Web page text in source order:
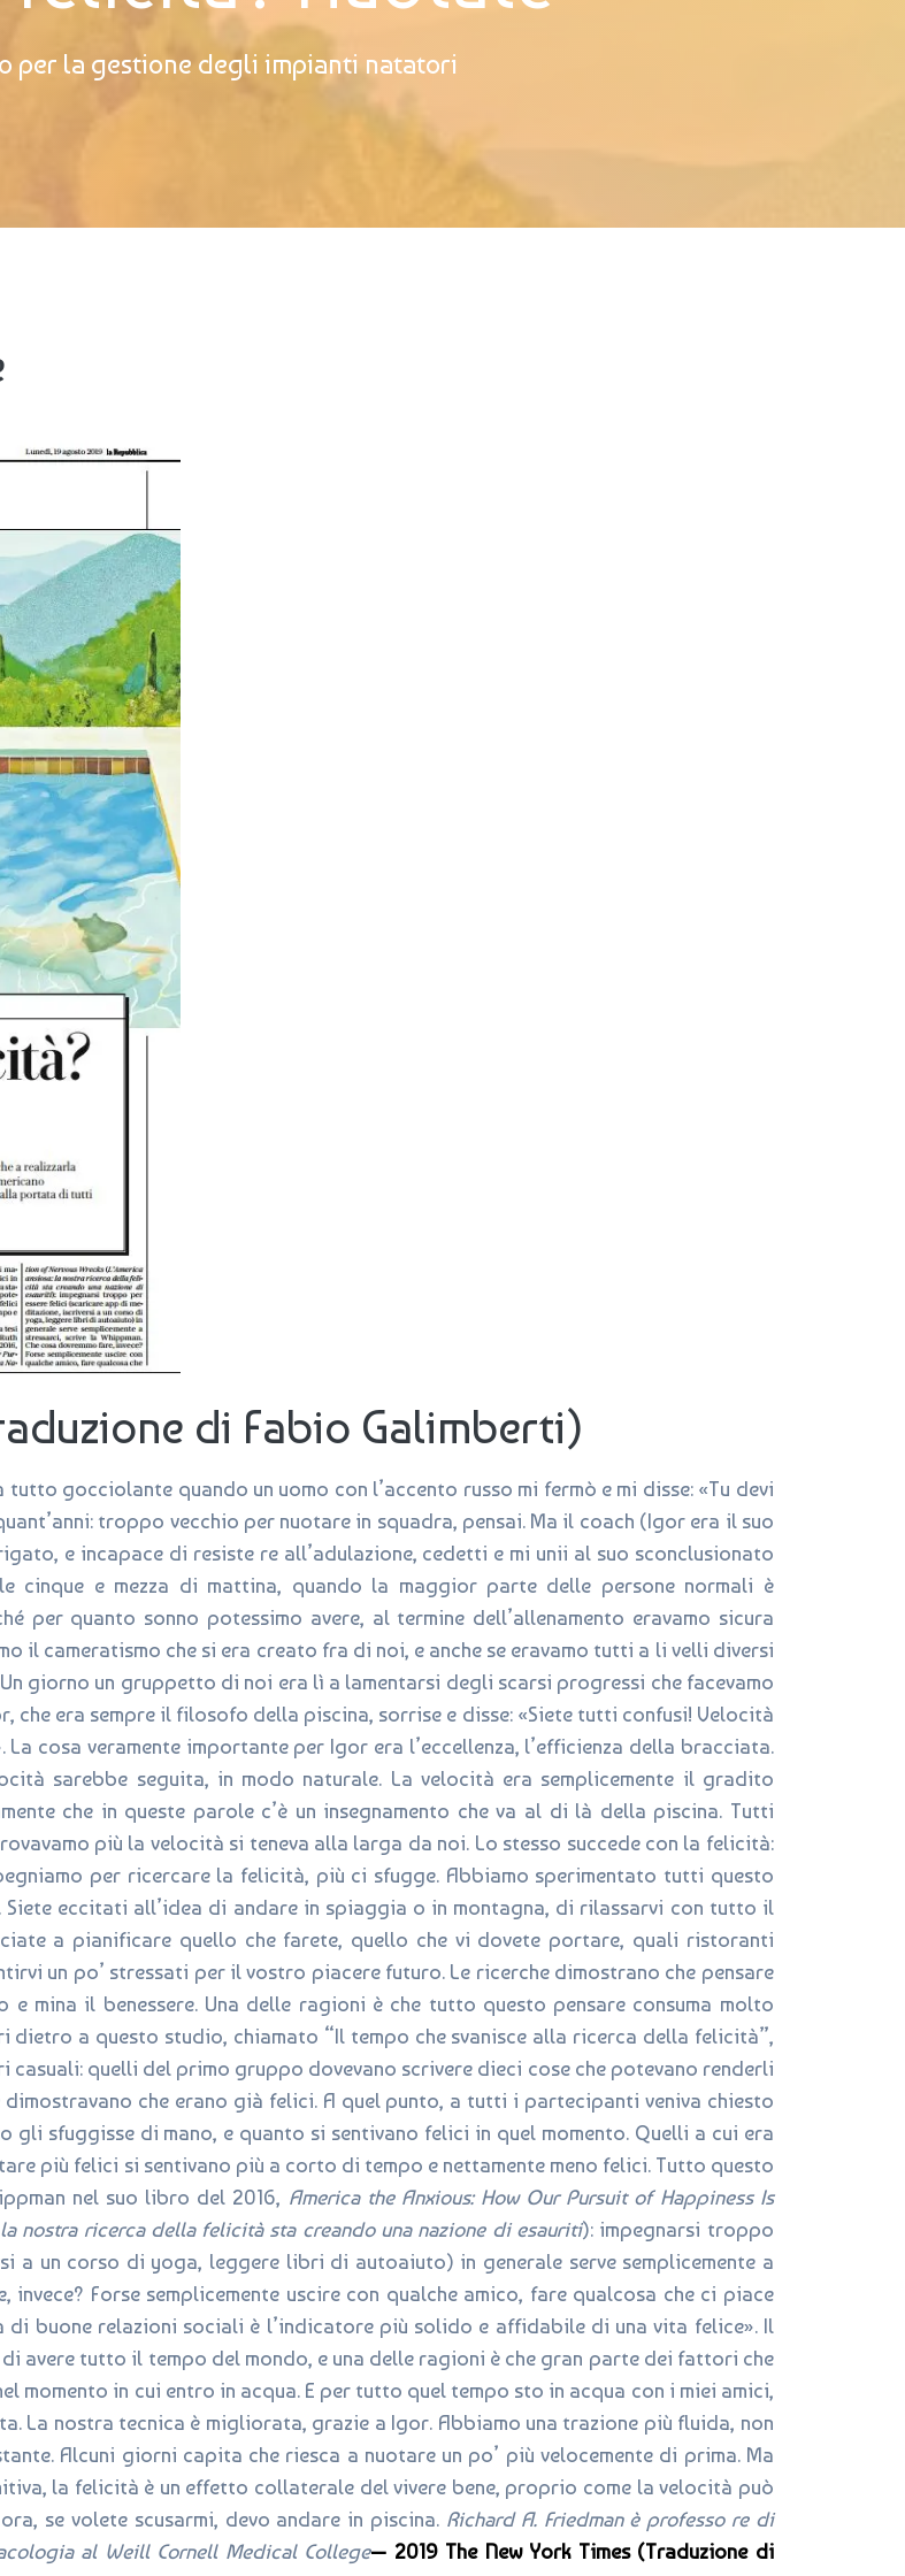
per la gestione degli impianti natatori
di Fabio Galimberti)
gocciolante quando un uomo con l’accento russo mi fermò e mi disse: «Tu devi
troppo vecchio per nuotare in squadra, pensai. Ma il coach (Igor era il suo
e incapace di resiste re all’adulazione, cedetti e mi unii al suo sconclusionato
cinque e mezza di mattina, quando la maggior parte delle persone normali è
per quanto sonno potessimo avere, al termine dell’allenamento eravamo sicura
il cameratismo che si era creato fra di noi, e anche se eravamo tutti a li velli diversi
giorno un gruppetto di noi era lì a lamentarsi degli scarsi progressi che facevamo
che era sempre il filosofo della piscina, sorrise e disse: «Siete tutti confusi! Velocità
cosa veramente importante per Igor era l’eccellenza, l’efficienza della bracciata.
sarebbe seguita, in modo naturale. La velocità era semplicemente il gradito
che in queste parole c’è un insegnamento che va al di là della piscina. Tutti
più la velocità si teneva alla larga da noi. Lo stesso succede con la felicità:
per ricercare la felicità, più ci sfugge. Abbiamo sperimentato tutti questo
Siete eccitati all’idea di andare in spiaggia o in montagna, di rilassarvi con tutto il
a pianificare quello che farete, quello che vi dovete portare, quali ristoranti
un po’ stressati per il vostro piacere futuro. Le ricerche dimostrano che pensare
mina il benessere. Una delle ragioni è che tutto questo pensare consuma molto
dietro a questo studio, chiamato “Il tempo che svanisce alla ricerca della felicità”,
quelli del primo gruppo dovevano scrivere dieci cose che potevano renderli
che erano già felici. A quel punto, a tutti i partecipanti veniva chiesto
gli sfuggisse di mano, e quanto si sentivano felici in quel momento. Quelli a cui era
più felici si sentivano più a corto di tempo e nettamente meno felici. Tutto questo
nel suo libro del 2016, America the Anxious: How Our Pursuit of Happiness Is
la nostra ricerca della felicità sta creando una nazione di esauriti): impegnarsi troppo
a un corso di yoga, leggere libri di autoaiuto) in generale serve semplicemente a
invece? Forse semplicemente uscire con qualche amico, fare qualcosa che ci piace
di buone relazioni sociali è l’indicatore più solido e affidabile di una vita felice». Il
avere tutto il tempo del mondo, e una delle ragioni è che gran parte dei fattori che
momento in cui entro in acqua. E per tutto quel tempo sto in acqua con i miei amici,
La nostra tecnica è migliorata, grazie a Igor. Abbiamo una trazione più fluida, non
Alcuni giorni capita che riesca a nuotare un po’ più velocemente di prima. Ma
la felicità è un effetto collaterale del vivere bene, proprio come la velocità può
se volete scusarmi, devo andare in piscina. Richard A. Friedman è professo re di
al Weill Cornell Medical College— 2019 The New York Times (Traduzione di